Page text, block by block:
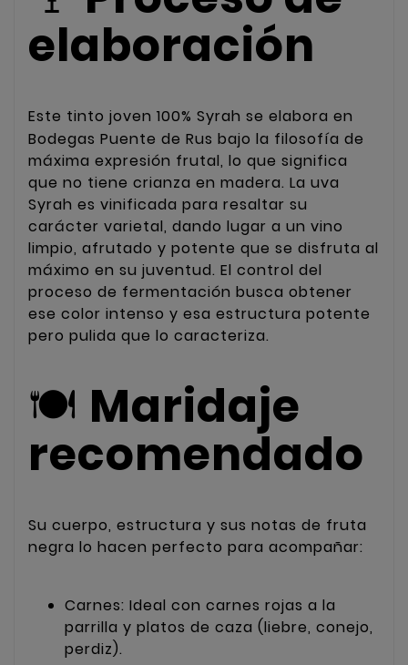
elaboración
Este tinto joven 100% Syrah se elabora en
Bodegas Puente de Rus bajo la filosofía de
máxima expresión frutal, lo que significa
que no tiene crianza en madera. La uva
Syrah es vinificada para resaltar su
carácter varietal, dando lugar a un vino
limpio, afrutado y potente que se disfruta al
máximo en su juventud. El control del
proceso de fermentación busca obtener
ese color intenso y esa estructura potente
pero pulida que lo caracteriza.
🍽 Maridaje
recomendado
Su cuerpo, estructura y sus notas de fruta
negra lo hacen perfecto para acompañar:
Carnes: Ideal con carnes rojas a la
parrilla y platos de caza (liebre, conejo,
perdiz).